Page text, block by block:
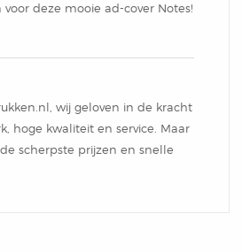
deze mooie ad-cover Notes!
wij geloven in de kracht
hoge kwaliteit en service. Maar
scherpste prijzen en snelle